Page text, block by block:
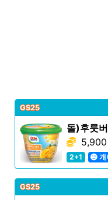
GS25
돌)후룻
5,900
2+1
개
GS25